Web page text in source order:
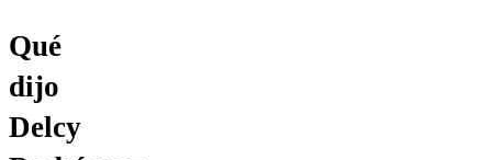
Qué
dijo
Delcy